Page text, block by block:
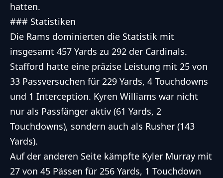
hatten.
### Statistiken
Die Rams dominierten die Statistik mit
insgesamt 457 Yards zu 292 der Cardinals.
Stafford hatte eine präzise Leistung mit 25 von
33 Passversuchen für 229 Yards, 4 Touchdowns
und 1 Interception. Kyren Williams war nicht
nur als Passfänger aktiv (61 Yards, 2
Touchdowns), sondern auch als Rusher (143
Yards).
Auf der anderen Seite kämpfte Kyler Murray mit
27 von 45 Pässen für 256 Yards, 1 Touchdown